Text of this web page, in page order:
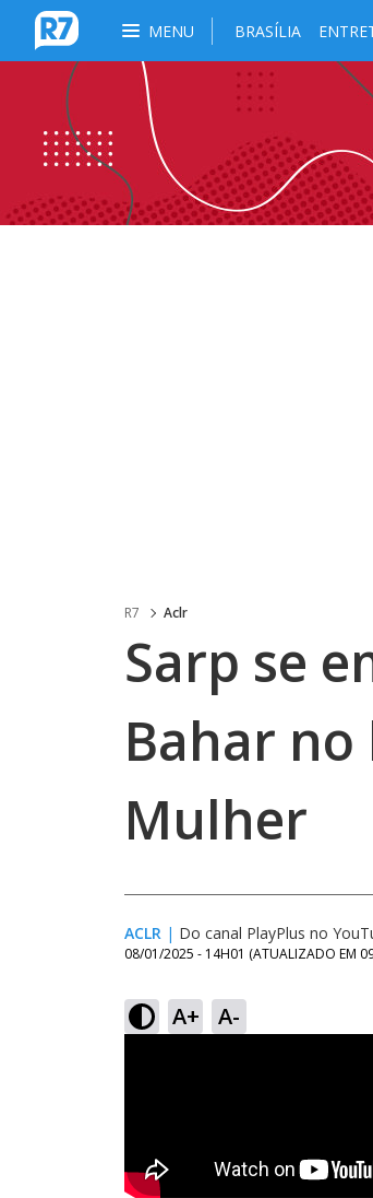
MENU BRASÍLIA
R7 Aclr
Sarp se
Bahar
Mulher
ACLR | Do canal PlayPlus no
08/01/2025 - 14H01 (ATUALIZADO EM
A+ A-